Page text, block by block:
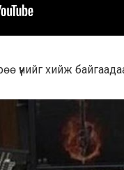
үүнийг хийж